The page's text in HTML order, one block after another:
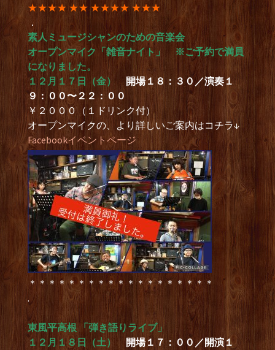
★★★★ ★★ ★★★★ ★★★
．
素人ミュージシャンのための音楽会
オープンマイク「雑音ナイト」 ※ご予約で満員
になりました。
１２月１７日（金） 開場１８：３０／演奏１
９：００〜２２：００
￥２０００（１ドリンク付）
オープンマイクの、より詳しいご案内はコチラ↓
Facebookイベントページ
＊＊＊＊＊＊＊＊＊＊＊＊＊＊＊＊＊＊＊
.
東風平高根 「弾き語りライブ」
１２月１８日（土）
開場１７：００／開演１